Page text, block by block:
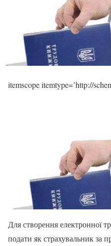
itemscope itemtype=’http://
Для створення електронної
подати як страхувальник за